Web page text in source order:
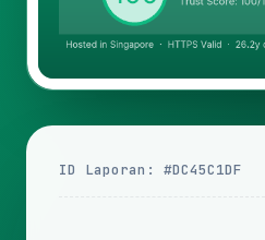
ID Laporan: #DC45C1DF